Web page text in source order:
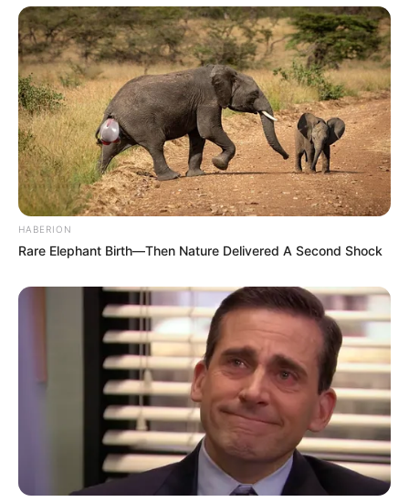
HABERION
Rare Elephant Birth—Then Nature Delivered A Second Shock